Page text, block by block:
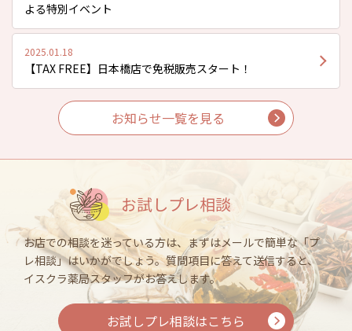
よる特別イベント
2025.01.18
【TAX FREE】日本橋店で免税販売スタート！
お知らせ一覧を見る
お試しプレ相談
お店での相談を迷っている方は、まずはメールで簡単な「プ
レ相談」はいかがでしょう。質問項目に答えて送信すると、
イスクラ薬局スタッフがお答えします。
お試しプレ相談はこちら